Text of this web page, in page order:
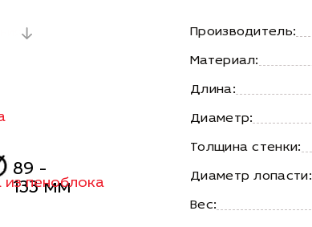
из пеноблока
89 -
133 мм
Производитель:
Материал:
Длина:
Диаметр:
Толщина стенки:
Диаметр лопасти:
Вес: